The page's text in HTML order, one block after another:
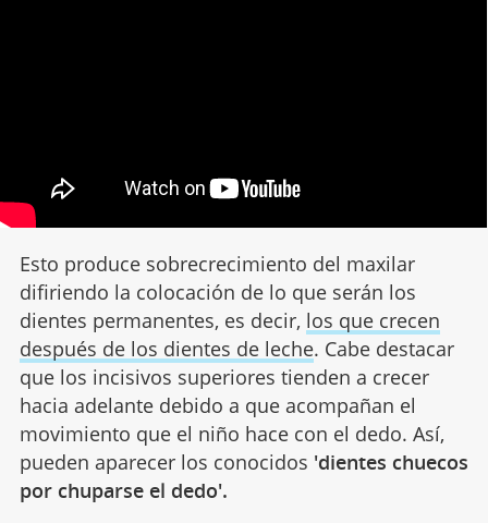
Esto produce sobrecrecimiento del maxilar
difiriendo la colocación de lo que serán los
dientes permanentes, es decir, los que crecen
después de los dientes de leche. Cabe destacar
que los incisivos superiores tienden a crecer
hacia adelante debido a que acompañan el
movimiento que el niño hace con el dedo. Así,
pueden aparecer los conocidos 'dientes chuecos
por chuparse el dedo'.